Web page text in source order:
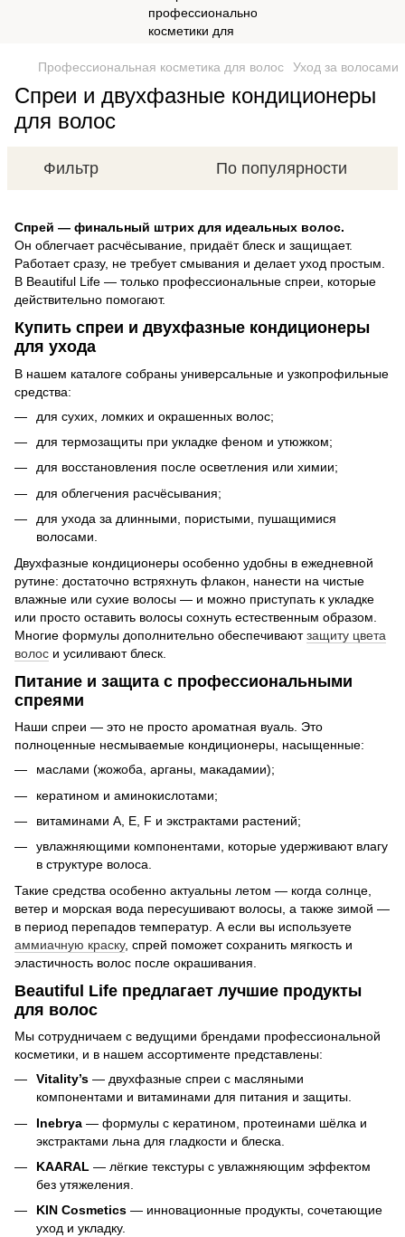
Профессиональная косметика для волос Уход за волосами
Спреи и двухфазные кондиционеры
для волос
Фильтр По популярности
Спрей — финальный штрих для идеальных волос.
Он облегчает расчёсывание, придаёт блеск и защищает.
Работает сразу, не требует смывания и делает уход простым.
В Beautiful Life — только профессиональные спреи, которые
действительно помогают.
Купить спреи и двухфазные кондиционеры
для ухода
В нашем каталоге собраны универсальные и узкопрофильные
средства:
для сухих, ломких и окрашенных волос;
для термозащиты при укладке феном и утюжком;
для восстановления после осветления или химии;
для облегчения расчёсывания;
для ухода за длинными, пористыми, пушащимися
волосами.
Двухфазные кондиционеры особенно удобны в ежедневной
рутине: достаточно встряхнуть флакон, нанести на чистые
влажные или сухие волосы — и можно приступать к укладке
или просто оставить волосы сохнуть естественным образом.
Многие формулы дополнительно обеспечиваютзащиту цвета
волос и усиливают блеск.
Питание и защита с профессиональными
спреями
Наши спреи — это не просто ароматная вуаль. Это
полноценные несмываемые кондиционеры, насыщенные:
маслами (жожоба, арганы, макадамии);
кератином и аминокислотами;
витаминами A, E, F и экстрактами растений;
увлажняющими компонентами, которые удерживают влагу
в структуре волоса.
Такие средства особенно актуальны летом — когда солнце,
ветер и морская вода пересушивают волосы, а также зимой —
в период перепадов температур. А если вы используете
аммиачную краску, спрей поможет сохранить мягкость и
эластичность волос после окрашивания.
Beautiful Life предлагает лучшие продукты
для волос
Мы сотрудничаем с ведущими брендами профессиональной
косметики, и в нашем ассортименте представлены:
Vitality’s — двухфазные спреи с масляными
компонентами и витаминами для питания и защиты.
Inebrya — формулы с кератином, протеинами шёлка и
экстрактами льна для гладкости и блеска.
KAARAL — лёгкие текстуры с увлажняющим эффектом
без утяжеления.
KIN Cosmetics — инновационные продукты, сочетающие
уход и укладку.